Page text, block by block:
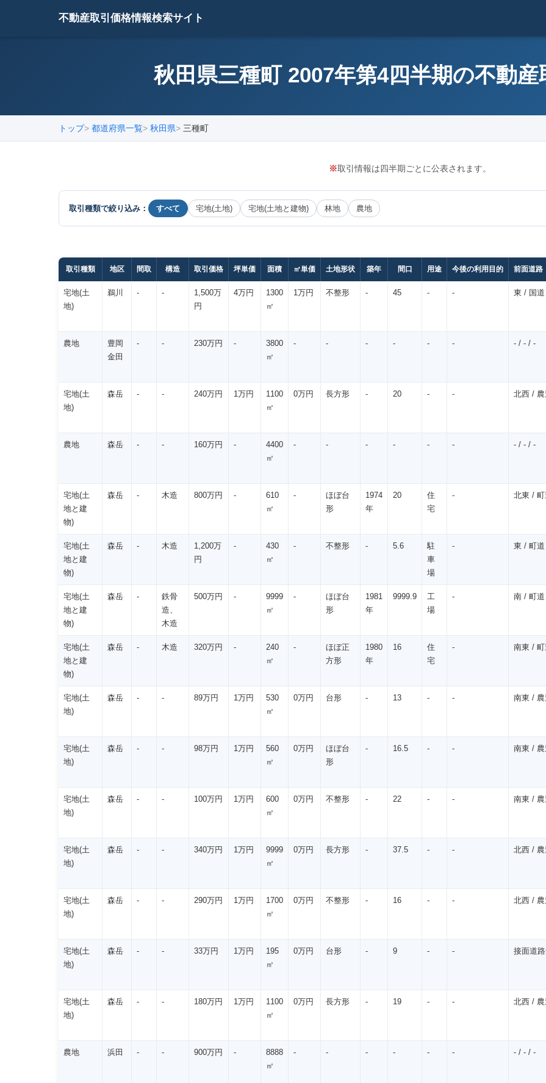
不動産取引価格情報検索サイト
秋田県三種町 2007年第4四半期の不動産
トップ 都道府県一覧 秋田県 三種町
※取引情報は四半期ごとに公表されます。
取引種類で絞り込み： すべて 宅地(土地) 宅地(土地と建物) 林地 農地
取引種類 地区 間取 構造 取引価格 坪単価 面積 ㎡単価 土地形状 築年 間口 用途 今後の利用目的 前面道路
宅地(土
地)
鵜川 - -
1,500万
円
4万円
1300
㎡
1万円 不整形 - 45 - - 東 / 国
農地
豊岡
金田
- - 230万円 -
3800
㎡
- - - - - - - / - / -
宅地(土
地)
森岳 - - 240万円 1万円
1100
㎡
0万円 長方形 - 20 - - 北西 /
農地 森岳 - - 160万円 -
4400
㎡
- - - - - - - / - / -
宅地(土
地と建
物)
森岳 - 木造 800万円 -
610
㎡
-
ほぼ台
形
1974
年
20
住
宅
- 北東 /
宅地(土
地と建
物)
森岳 - 木造
1,200万
円
-
430
㎡
- 不整形 - 5.6
駐
車
場
- 東 / 町
宅地(土
地と建
物)
森岳 -
鉄骨
造、
木造
500万円 -
9999
㎡
-
ほぼ台
形
1981
年
9999.9
工
場
- 南 / 町
宅地(土
地と建
物)
森岳 - 木造 320万円 -
240
㎡
-
ほぼ正
方形
1980
年
16
住
宅
- 南東 /
宅地(土
地)
森岳 - - 89万円 1万円
530
㎡
0万円 台形 - 13 - - 南東 /
宅地(土
地)
森岳 - - 98万円 1万円
560
㎡
0万円
ほぼ台
形
- 16.5 - - 南東 /
宅地(土
地)
森岳 - - 100万円 1万円
600
㎡
0万円 不整形 - 22 - - 南東 /
宅地(土
地)
森岳 - - 340万円 1万円
9999
㎡
0万円 長方形 - 37.5 - - 北西 /
宅地(土
地)
森岳 - - 290万円 1万円
1700
㎡
0万円 不整形 - 16 - - 北西 /
宅地(土
地)
森岳 - - 33万円 1万円
195
㎡
0万円 台形 - 9 - - 接面道
宅地(土
地)
森岳 - - 180万円 1万円
1100
㎡
0万円 長方形 - 19 - - 北西 /
農地 浜田 - - 900万円 -
8888
㎡
- - - - - - - / - / -